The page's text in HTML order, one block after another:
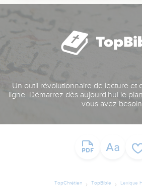
Un outil révolutionnaire de lecture et
ligne. Démarrez dès aujourd'hui le
vous avez besoin.
TopChrétien TopBible Lexique